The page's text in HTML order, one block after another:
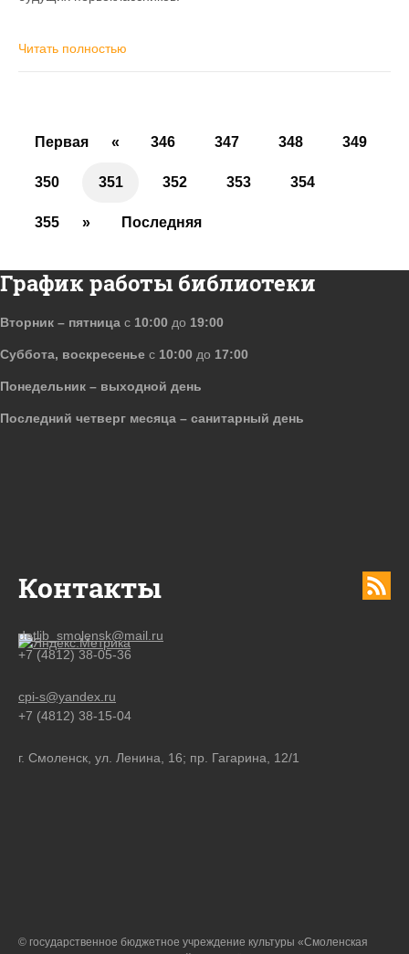
Читать полностью
Первая « 346 347 348 349
350 351 352 353 354
355 » Последняя
Контакты
detlib_smolensk@mail.ru
+7 (4812) 38-05-36
cpi-s@yandex.ru
+7 (4812) 38-15-04
г. Смоленск, ул. Ленина, 16; пр. Гагарина, 12/1
График работы библиотеки
Вторник – пятница с 10:00 до 19:00
Суббота, воскресенье с 10:00 до 17:00
Понедельник – выходной день
Последний четверг месяца – санитарный день
© государственное бюджетное учреждение культуры «Смоленская